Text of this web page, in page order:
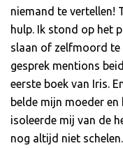
niemand te vertellen!
hulp. Ik stond op het
slaan of zelfmoord te
gesprek mentions
eerste boek van Iris.
belde mijn moeder
isoleerde mij van de
nog altijd niet